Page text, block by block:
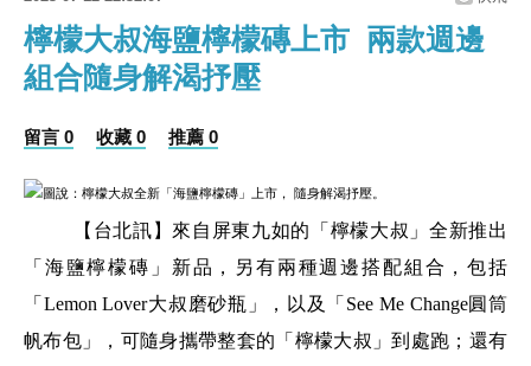
檸檬大叔海鹽檸檬磚上市 兩款週邊
組合隨身解渴抒壓
留言 0 收藏 0 推薦 0
圖說：檸檬大叔全新「海鹽檸檬磚」上市， 隨身解渴抒壓。
【台北訊】來自屏東九如的「檸檬大叔」全新推出
「海鹽檸檬磚」新品，另有兩種週邊搭配組合，包括
「Lemon Lover大叔磨砂瓶」，以及「See Me Change圓筒
帆布包」，可隨身攜帶整套的「檸檬大叔」到處跑；還有